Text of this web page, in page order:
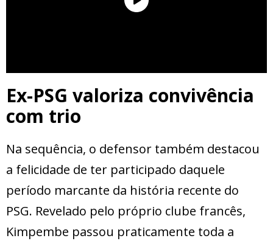
Ex-PSG valoriza convivência
com trio
Na sequência, o defensor também destacou
a felicidade de ter participado daquele
período marcante da história recente do
PSG. Revelado pelo próprio clube francês,
Kimpembe passou praticamente toda a